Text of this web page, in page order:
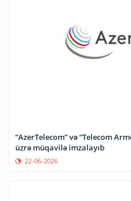
“AzerTelecom” və “Telecom
üzrə müqavilə imzalayıb
22-06-2026